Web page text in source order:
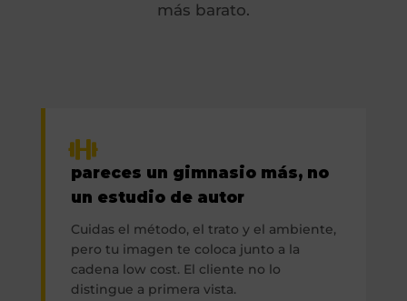
más barato.
pareces un gimnasio más, no
un estudio de autor
Cuidas el método, el trato y el ambiente,
pero tu imagen te coloca junto a la
cadena low cost. El cliente no lo
distingue a primera vista.